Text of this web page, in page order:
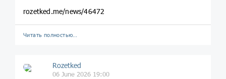
rozetked.me/news/46472
Читать полностью…
Rozetked
06 June 2026 19:00